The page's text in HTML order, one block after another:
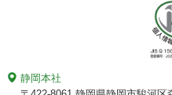
静岡本社